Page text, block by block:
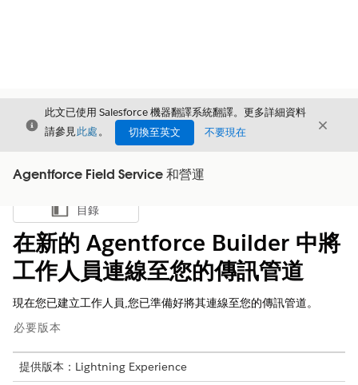
結束
此文已使用 Salesforce 機器翻譯系統翻譯。更多詳細資料
請參見此處。 切換至英文 不要現在 結束
Agentforce Field Service 和營運
顯示目錄
目錄
在新的 Agentforce Builder 中將
工作人員連線至您的傳訊管道
現在您已建立工作人員,您已準備好將其連線至您的傳訊管道。
必要版本
提供版本：Lightning Experience